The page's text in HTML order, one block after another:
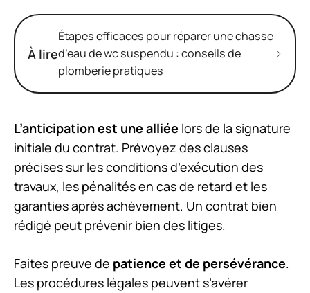
À lire
Étapes efficaces pour réparer une chasse
d’eau de wc suspendu : conseils de
plomberie pratiques
L’anticipation est une alliée lors de la signature
initiale du contrat. Prévoyez des clauses
précises sur les conditions d’exécution des
travaux, les pénalités en cas de retard et les
garanties après achèvement. Un contrat bien
rédigé peut prévenir bien des litiges.
Faites preuve de patience et de persévérance.
Les procédures légales peuvent s’avérer